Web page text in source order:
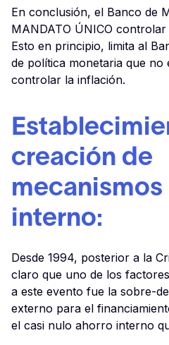
En conclusión, el Banco de
MANDATO ÚNICO
Esto en principio, limita al
de política monetaria que no
controlar la inflación.
creación de
interno:
Desde 1994, posterior a la
claro que uno de los
a este evento fue la sobre-
externo para el
el casi nulo ahorro interno